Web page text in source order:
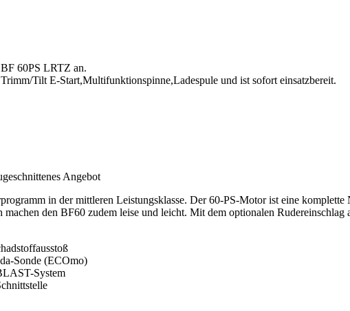
60PS LRTZ an.
Tilt E-Start,Multifunktionspinne,Ladespule und ist sofort einsatzbereit.
Angebot
in der mittleren Leistungsklasse. Der 60-PS-Motor ist eine
den BF60 zudem leise und leicht. Mit dem optionalen
Sonde (ECOmo)
System